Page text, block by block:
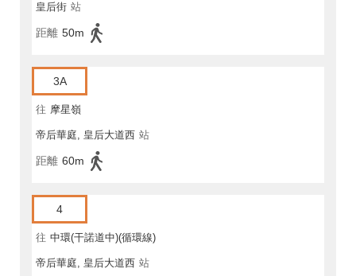
皇后街 站
距離 50m
3A
往 摩星嶺
帝后華庭, 皇后大道西 站
距離 60m
4
往 中環(干諾道中)(循環線)
帝后華庭, 皇后大道西 站